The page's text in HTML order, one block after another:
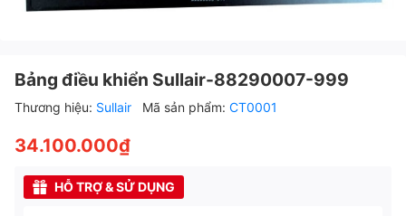
Bảng điều khiển Sullair-88290007-999
Thương hiệu: Sullair Mã sản phẩm: CT0001
34.100.000₫
HỖ TRỢ & SỬ DỤNG